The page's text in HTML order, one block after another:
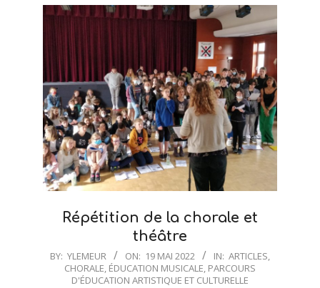
Répétition de la chorale et
théâtre
2022-
BY: YLEMEUR ON: 19 MAI 2022 IN: ARTICLES,
CHORALE, ÉDUCATION MUSICALE, PARCOURS
D'ÉDUCATION ARTISTIQUE ET CULTURELLE